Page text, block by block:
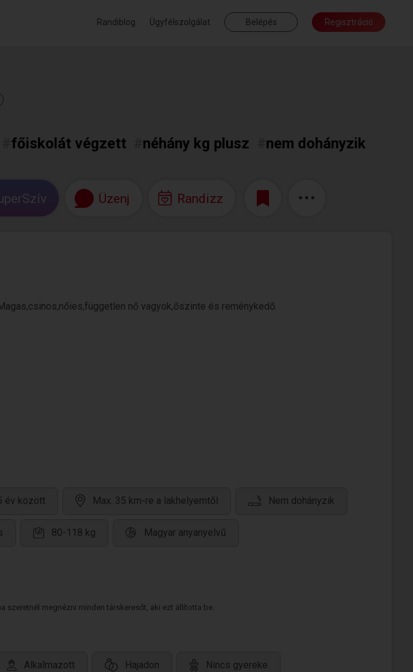
Randiblog Ügyfélszolgálat Belépés Regisztráció
főiskolát végzett néhány kg plusz nem dohányzik
Üzenj Randizz
nő vagyok,őszinte és reménykedő.
év között Max. 35 km-re a lakhelyemtől Nem dohányzik
80-118 kg Magyar anyanyelvű
szeretnél megnézni minden társkeresőt, aki ezt állította be.
Alkalmazott Hajadon Nincs gyereke